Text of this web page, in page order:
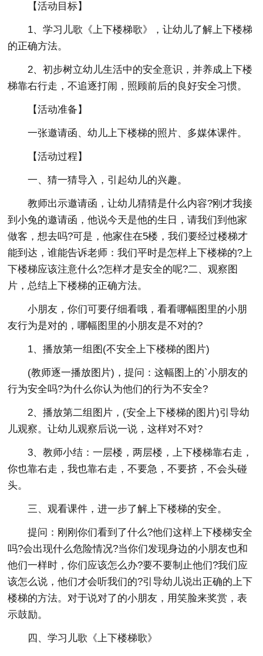
【活动目标】
1、学习儿歌《上下楼梯歌》，让幼儿了解上下楼梯
的正确方法。
2、初步树立幼儿生活中的安全意识，并养成上下楼
梯靠右行走，不追逐打闹，照顾前后的良好安全习惯。
【活动准备】
一张邀请函、幼儿上下楼梯的照片、多媒体课件。
【活动过程】
一、猜一猜导入，引起幼儿的兴趣。
教师出示邀请函，让幼儿猜猜是什么内容?刚才我接
到小兔的邀请函，他说今天是他的生日，请我们到他家
做客，想去吗?可是，他家住在5楼，我们要经过楼梯才
能到达，谁能告诉老师：我们平时是怎样上下楼梯的?上
下楼梯应该注意什么?怎样才是安全的呢?二、观察图
片，总结上下楼梯的正确方法。
小朋友，你们可要仔细看哦，看看哪幅图里的小朋
友行为是对的，哪幅图里的小朋友是不对的?
1、播放第一组图(不安全上下楼梯的图片)
(教师逐一播放图片)，提问：这幅图上的`小朋友的
行为安全吗?为什么你认为他们的行为不安全?
2、播放第二组图片，(安全上下楼梯的图片)引导幼
儿观察。让幼儿观察后说一说，这样对不对?
3、教师小结：一层楼，两层楼，上下楼梯靠右走，
你也靠右走，我也靠右走，不要急，不要挤，不会头碰
头。
三、观看课件，进一步了解上下楼梯的安全。
提问：刚刚你们看到了什么?他们这样上下楼梯安全
吗?会出现什么危险情况?当你们发现身边的小朋友也和
他们一样时，你们应该怎么办?要不要制止他们?我们应
该怎么说，他们才会听我们的?引导幼儿说出正确的上下
楼梯的方法。对于说对了的小朋友，用笑脸来奖赏，表
示鼓励。
四、学习儿歌《上下楼梯歌》